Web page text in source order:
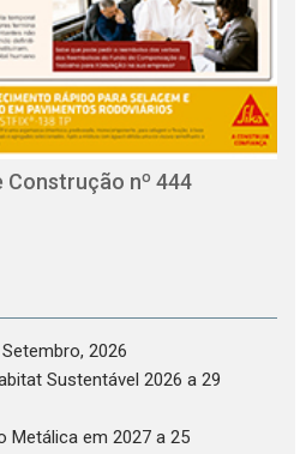
nº 444
2026
Sustentável 2026 a 29
Metálica em 2027 a 25